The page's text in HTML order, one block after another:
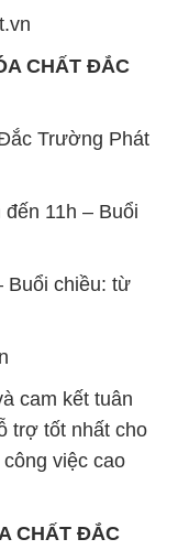
CHẤT ĐẮC
Trường Phát
11h – Buổi
Buổi chiều: từ
cam kết tuân
trợ tốt nhất cho
việc cao
CHẤT ĐẮC